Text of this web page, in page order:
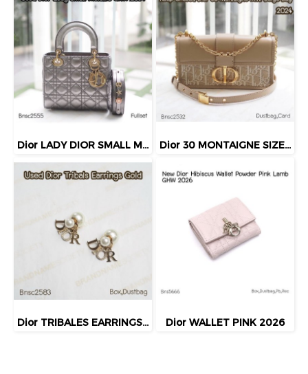
Dior LADY DIOR SMALL METALLIC GHW 2019 Dior 30 MONTAIGNE SIZE.MINI BEIGE BAG 2024
Dior TRIBALES EARRINGS GOLD Dior WALLET PINK 2026